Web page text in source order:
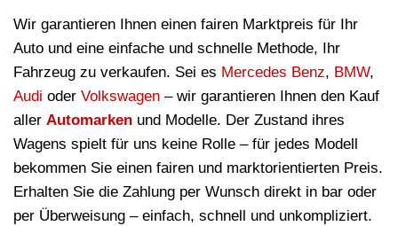
Wir garantieren Ihnen einen fairen Marktpreis für Ihr
Auto und eine einfache und schnelle Methode, Ihr
Fahrzeug zu verkaufen. Sei es Mercedes Benz, BMW,
Audi oder Volkswagen – wir garantieren Ihnen den Kauf
aller Automarken und Modelle. Der Zustand ihres
Wagens spielt für uns keine Rolle – für jedes Modell
bekommen Sie einen fairen und marktorientierten Preis.
Erhalten Sie die Zahlung per Wunsch direkt in bar oder
per Überweisung – einfach, schnell und unkompliziert.